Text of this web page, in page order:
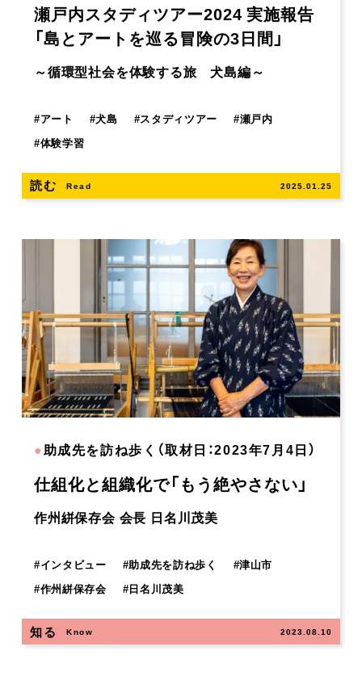
瀬戸内スタディツアー2024 実施報告
「島とアートを巡る冒険の3日間」
～循環型社会を体験する旅 犬島編～
#アート #犬島 #スタディツアー #瀬戸内
#体験学習
読む Read 2025.01.25
●助成先を訪ね歩く（取材日：2023年7月4日）
仕組化と組織化で「もう絶やさない」
作州絣保存会 会長 日名川茂美
#インタビュー #助成先を訪ね歩く #津山市
#作州絣保存会 #日名川茂美
知る Know 2023.08.10